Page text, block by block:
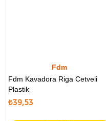
Fdm
Fdm Kavadora Riga Cetveli
Plastik
₺39,53